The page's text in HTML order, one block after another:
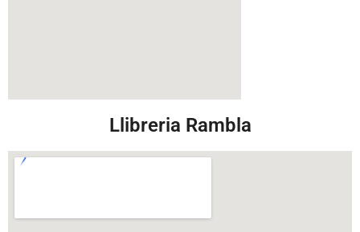
Llibreria Rambla